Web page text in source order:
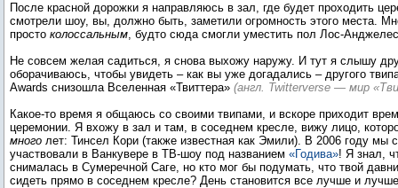
После красной дорожки я направляюсь в зал, где будет проходить
смотрели шоу, вы, должно быть, заметили огромность этого места.
просто колоссальным, будто сюда смогли уместить пол Лос-
Не совсем желая садиться, я снова выхожу наружу. И тут я слышу
оборачиваюсь, чтобы увидеть – как вы уже догадались – другого
Awards снизошла Вселенная «Твиттера» (англ. Twitterverse — мир
Какое-то время я общаюсь со своими твипами, и вскоре приходит
церемонии. Я вхожу в зал и там, в соседнем кресле, вижу лицо,
много лет: Тинсел Кори (также известная как Эмили). В 2006 году мы
участвовали в Ванкувере в ТВ-шоу под названием «Годива»! Я знал,
снималась в Сумеречной Саге, но кто мог бы подумать, что твой
сидеть прямо в соседнем кресле? День становится все лучше и